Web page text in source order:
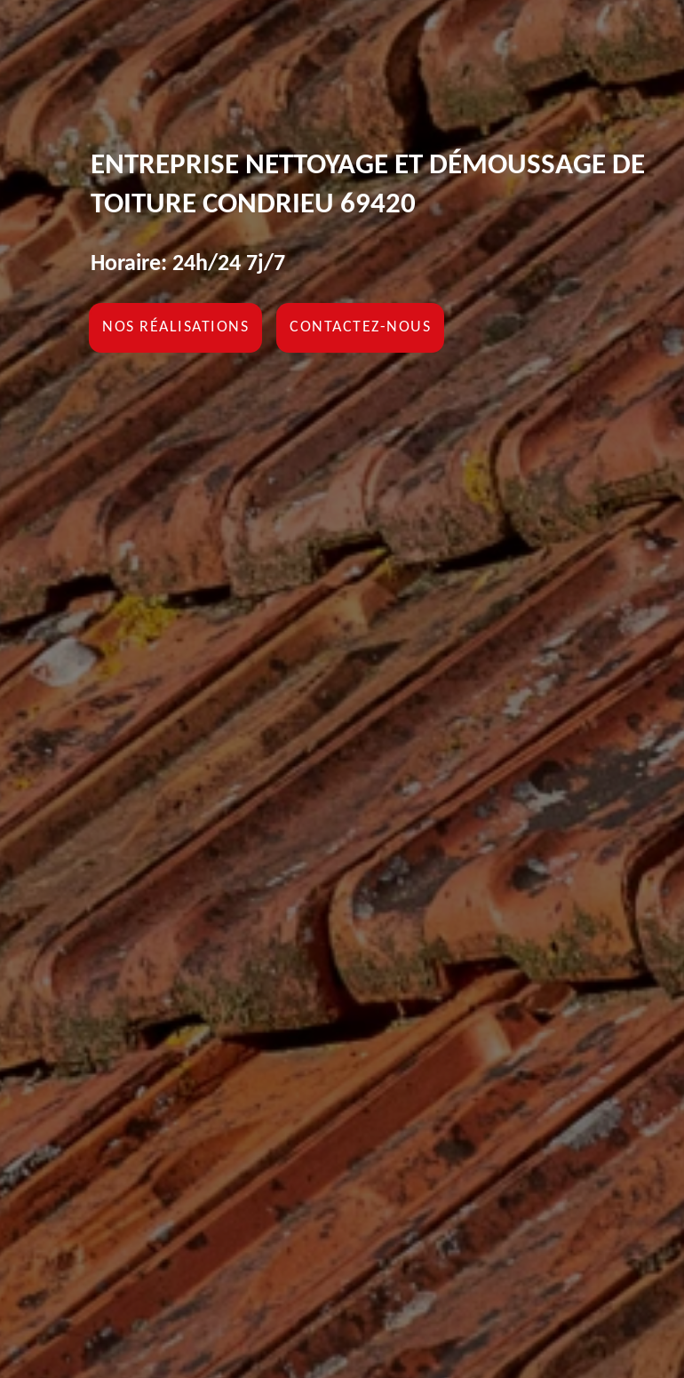
ENTREPRISE NETTOYAGE ET DÉMOUSSAGE DE
TOITURE CONDRIEU 69420
Horaire: 24h/24 7j/7
NOS RÉALISATIONS CONTACTEZ-NOUS